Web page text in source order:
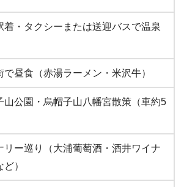
着・タクシーまたは送迎バスで温泉
で昼食（赤湯ラーメン・米沢牛）
山公園・烏帽子山八幡宮散策（車約5
リー巡り（大浦葡萄酒・酒井ワイナ
ど）